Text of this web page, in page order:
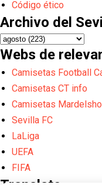
Código ético
Archivo del
Webs de
Camisetas Football
Camisetas CT info
Camisetas
Sevilla FC
LaLiga
UEFA
FIFA